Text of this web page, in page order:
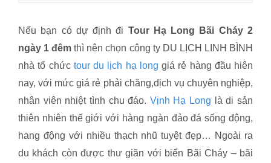
Nếu bạn có dự định đi Tour Hạ Long Bãi Cháy 2
ngày 1 đêm thì nên chọn công ty DU LỊCH LINH BÌNH
nhà tổ chức tour du lịch hạ long giá rẻ hàng đầu hiên
nay, với mức giá rẻ phải chăng,dịch vụ chuyên nghiệp,
nhân viên nhiệt tình chu đáo. Vịnh Hạ Long là di sản
thiên nhiên thế giới với hàng ngàn đảo đá sống động,
hang động với nhiều thạch nhũ tuyệt đẹp… Ngoài ra
du khách còn được thư giãn với biển Bãi Cháy – bãi